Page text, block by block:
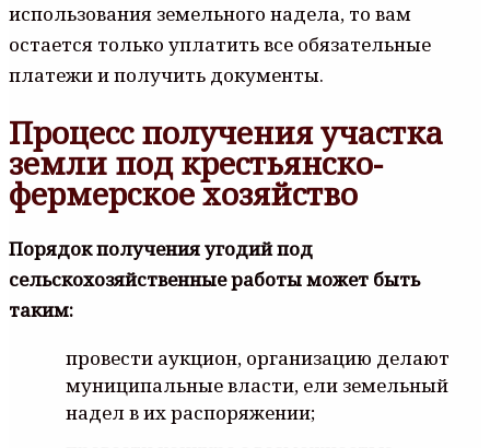
использования земельного надела, то вам
остается только уплатить все обязательные
платежи и получить документы.
Процесс получения участка
земли под крестьянско-
фермерское хозяйство
Порядок получения угодий под
сельскохозяйственные работы может быть
таким:
провести аукцион, организацию делают
муниципальные власти, ели земельный
надел в их распоряжении;